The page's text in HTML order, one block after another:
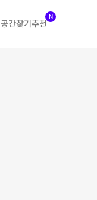
공간찾기 추천
N